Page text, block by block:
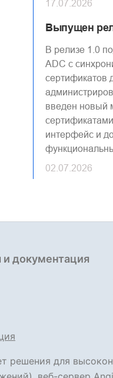
17.07.2026
Выпущен
В релизе 1.0
ADC с
сертификатов
введен новый
интерфейс и
02.07.2026
документация
для